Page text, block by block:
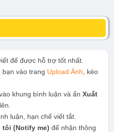
để được hỗ trợ tốt nhất.
vào trang Upload Ảnh , kéo
khung bình luận và ấnXuất
luận, hạn chế viết tắt.
tôi (Notify me)để nhận thông